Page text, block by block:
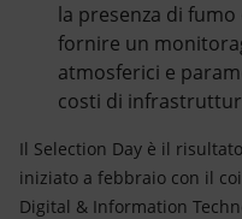
la presenza di
fornire un
atmosferici e
costi di
Il Selection Day è il
iniziato a febbraio con il
Digital & Information